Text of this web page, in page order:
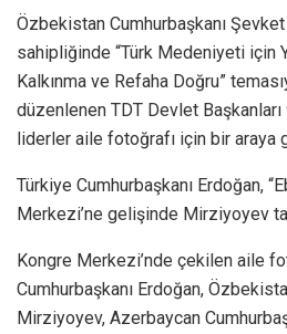
Özbekistan Cumhurbaşkanı
sahipliğinde “Türk Medeniyeti için
Kalkınma ve Refaha Doğru”
düzenlenen TDT Devlet
liderler aile fotoğrafı için bir araya
Türkiye Cumhurbaşkanı Erdoğan,
Merkezi’ne gelişinde Mirziyoyev
Kongre Merkezi’nde çekilen aile
Cumhurbaşkanı Erdoğan,
Mirziyoyev, Azerbaycan